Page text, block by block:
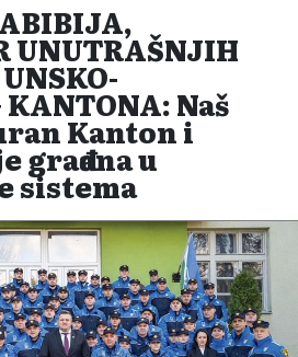
UNUTRAŠNJIH
KANTONA: Naš
Kanton i
građana u
sistema